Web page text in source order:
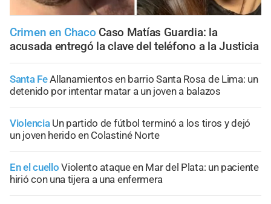
Crimen en Chaco Caso Matías Guardia: la
acusada entregó la clave del teléfono a la Justicia
Santa FeAllanamientos en barrio Santa Rosa de Lima: un
detenido por intentar matar a un joven a balazos
Violencia Un partido de fútbol terminó a los tiros y dejó
un joven herido en Colastiné Norte
En el cuello Violento ataque en Mar del Plata: un paciente
hirió con una tijera a una enfermera